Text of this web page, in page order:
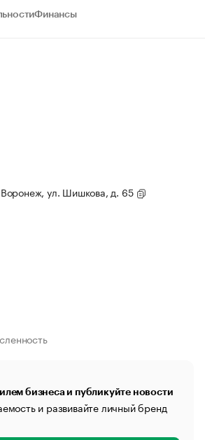
Финансы
ул. Шишкова, д. 65
бизнеса и публикуйте новости
и развивайте личный бренд